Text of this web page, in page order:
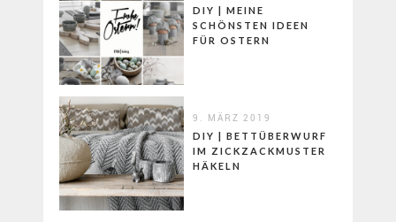
DIY | MEINE
SCHÖNSTEN IDEEN
FÜR OSTERN
9. MÄRZ 2019
DIY | BETTÜBERWURF
IM ZICKZACKMUSTER
HÄKELN